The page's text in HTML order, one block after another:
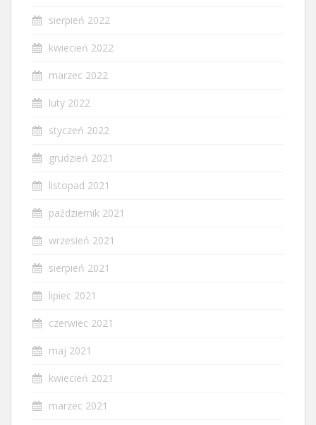
sierpień 2022
kwiecień 2022
marzec 2022
luty 2022
styczeń 2022
grudzień 2021
listopad 2021
październik 2021
wrzesień 2021
sierpień 2021
lipiec 2021
czerwiec 2021
maj 2021
kwiecień 2021
marzec 2021